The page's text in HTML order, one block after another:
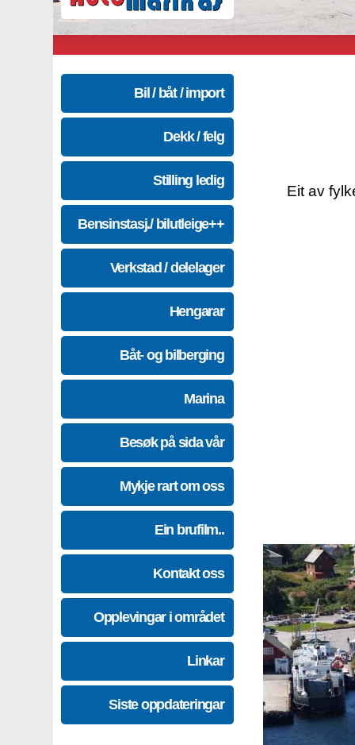
Bil / båt / import
Dekk / felg
Stilling ledig
Bensinstasj./ bilutleige++
Verkstad / delelager
Hengarar
Båt- og bilberging
Marina
Besøk på sida vår
Mykje rart om oss
Ein brufilm..
Kontakt oss
Opplevingar i området
Linkar
Siste oppdateringar
Eit av